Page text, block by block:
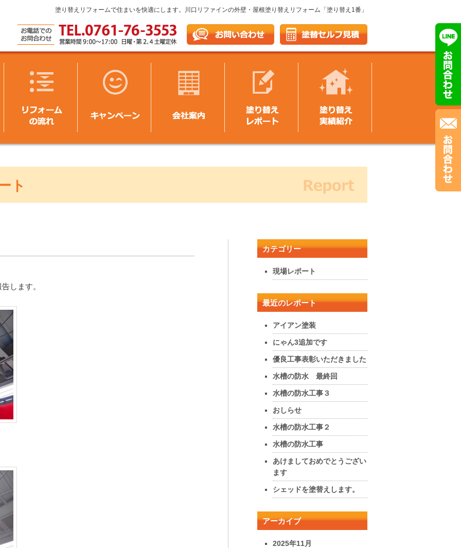
塗り替えリフォームで住まいを快適にします。川口リファインの外壁・屋根塗り替えリフォーム「塗り替え1番」
ト
します。
カテゴリー
現場レポート
最近のレポート
アイアン塗装
にゃん3追加です
優良工事表彰いただきました
水槽の防水 最終回
水槽の防水工事３
おしらせ
水槽の防水工事２
水槽の防水工事
あけましておめでとうござい
ます
シェッドを塗替えします。
アーカイブ
2025年11月